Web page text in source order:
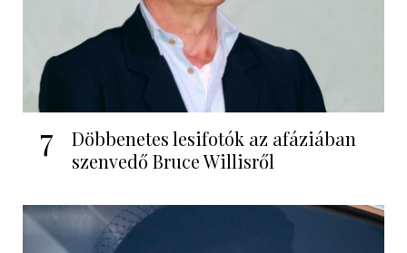
7
Döbbenetes lesifotók az afáziában
szenvedő Bruce Willisről